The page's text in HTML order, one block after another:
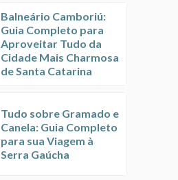
Balneário Camboriú:
Guia Completo para
Aproveitar Tudo da
Cidade Mais Charmosa
de Santa Catarina
Tudo sobre Gramado e
Canela: Guia Completo
para sua Viagem à
Serra Gaúcha